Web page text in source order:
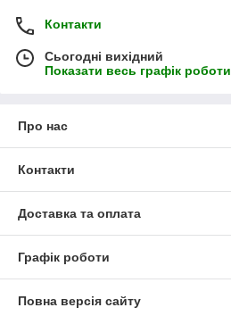
Контакти
Сьогодні вихідний
Показати весь графік роботи
Про нас
Контакти
Доставка та оплата
Графік роботи
Повна версія сайту